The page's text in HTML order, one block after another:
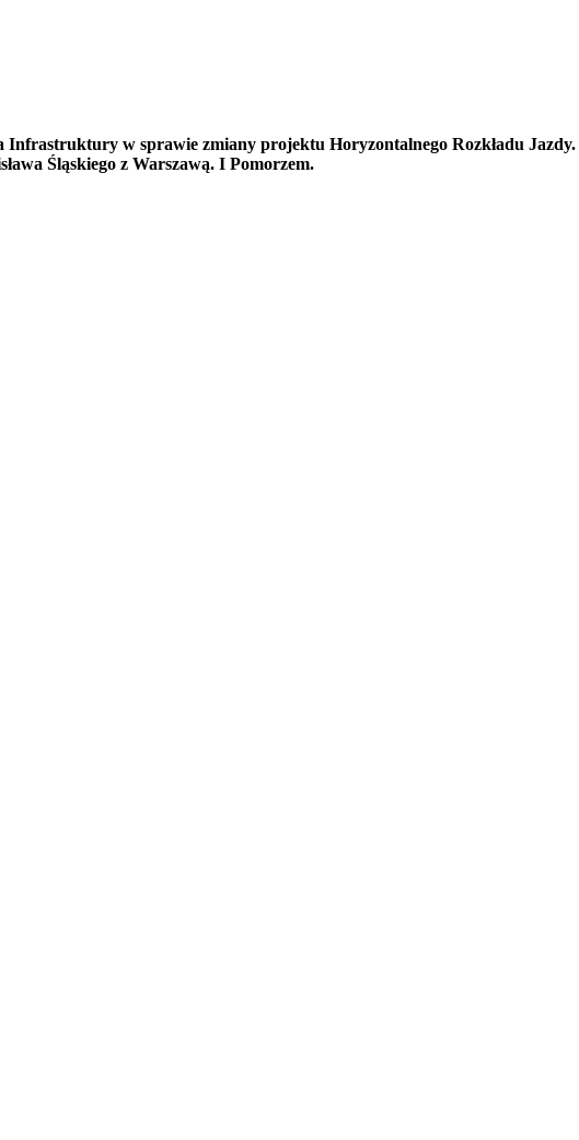
Infrastruktury w sprawie zmiany projektu Horyzontalnego Rozkładu Jazdy.
Śląskiego z Warszawą. I Pomorzem.